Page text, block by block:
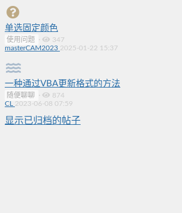
单选固定颜色
使用问题 ·
347
masterCAM2023 2025-01-22 15:37
一种通过VBA更新格式的方法
随便聊聊 ·
874
CL 2023-06-08 07:59
显示已归档的帖子